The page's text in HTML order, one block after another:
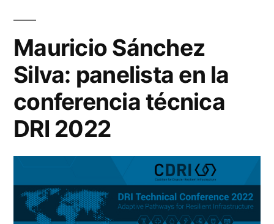
Mauricio Sánchez
Silva: panelista en la
conferencia técnica
DRI 2022